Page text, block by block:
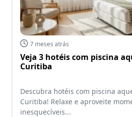
7 meses atrás
Veja 3 hotéis com piscina
Curitiba
Descubra hotéis com piscina
Curitiba! Relaxe e aproveite
inesquecíveis...